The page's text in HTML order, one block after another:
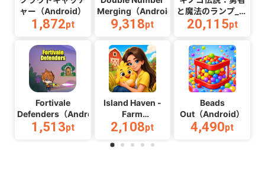
ャー（Android）
1,872pt
Merging（Android）
9,318pt
と魔法のランプ_マ
ルチ
2（Android）
20,115pt
Fortivale
Defenders（Android）
1,513pt
Island Haven -
Farm
Adventure（Android）
2,108pt
Beads
Out（Android）
4,490pt